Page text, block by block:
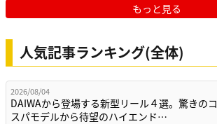
もっと見る
人気記事ランキング(全体)
2026/08/04
DAIWAから登場する新型リール４選。驚きのコ
スパモデルから待望のハイエンド…